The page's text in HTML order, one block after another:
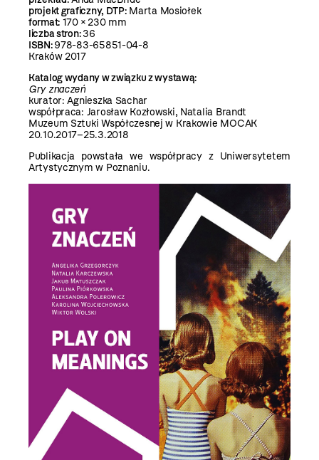
projekt graficzny, DTP:Marta Mosiołek
format: 170 × 230 mm
liczba stron:36
ISBN:978-83-65851-04-8
Kraków 2017
Katalog wydany w związku z wystawą:
Gry znaczeń
kurator: Agnieszka Sachar
współpraca: Jarosław Kozłowski, Natalia Brandt
Muzeum Sztuki Współczesnej w Krakowie MOCAK
20.10.2017–25.3.2018
Publikacja powstała we współpracy z Uniwersytetem
Artystycznym w Poznaniu.